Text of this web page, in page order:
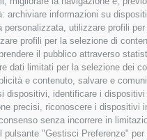
archiviare informazioni su
personalizzata, utilizzare profili
profili per la selezione di
il pubblico attraverso
dati limitati per la selezione dei
e contenuto, salvare e
dispositivi, identificare i
precisi, riconoscere i dispositivi
senza incorrere in
"Gestisci Preferenze"
1-3